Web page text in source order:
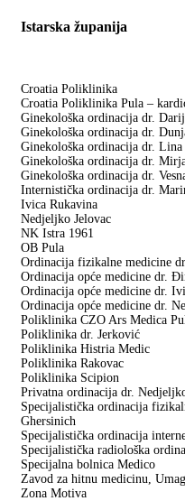
Istarska županija
Croatia Poliklinika
Croatia Poliklinika Pula –
Ginekološka ordinacija dr.
Ginekološka ordinacija dr.
Ginekološka ordinacija dr. Lina
Ginekološka ordinacija dr.
Ginekološka ordinacija dr.
Internistička ordinacija dr.
Ivica Rukavina
Nedjeljko Jelovac
NK Istra 1961
OB Pula
Ordinacija fizikalne medicine
Ordinacija opće medicine dr.
Ordinacija opće medicine dr.
Ordinacija opće medicine dr.
Poliklinika CZO Ars Medica
Poliklinika dr. Jerković
Poliklinika Histria Medic
Poliklinika Rakovac
Poliklinika Scipion
Privatna ordinacija dr.
Specijalistička ordinacija
Ghersinich
Specijalistička ordinacija
Specijalistička radiološka
Specijalna bolnica Medico
Zavod za hitnu medicinu, Umag
Zona Motiva